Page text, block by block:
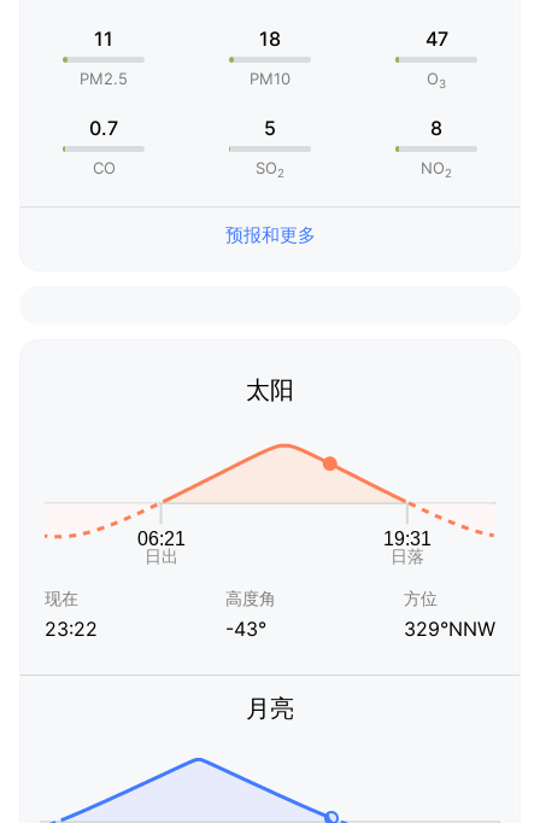
11
PM2.5
18
PM10
47
O3
0.7
CO
5
SO2
8
NO2
预报和更多
太阳
现在
23:22
高度角
-43°
方位
329°NNW
月亮